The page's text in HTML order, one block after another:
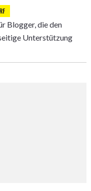
Blogger, die den
Unterstützung